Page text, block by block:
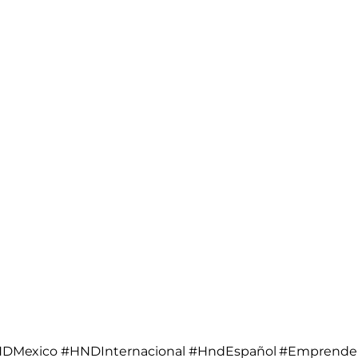
#HNDInternacional #HndEspañol